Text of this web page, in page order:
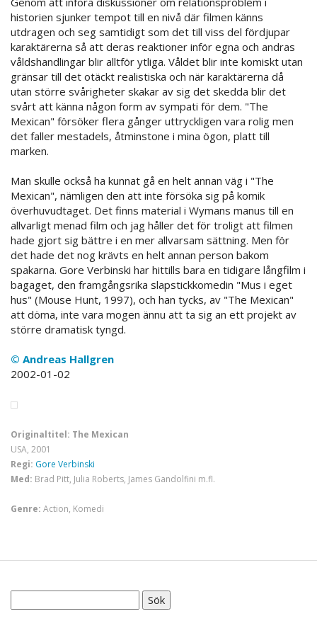
historien sjunker tempot till en nivå där filmen känns
utdragen och seg samtidigt som det till viss del fördjupar
karaktärerna så att deras reaktioner inför egna och andras
våldshandlingar blir alltför ytliga. Våldet blir inte komiskt utan
gränsar till det otäckt realistiska och när karaktärerna då
utan större svårigheter skakar av sig det skedda blir det
svårt att känna någon form av sympati för dem. "The
Mexican" försöker flera gånger uttryckligen vara rolig men
det faller mestadels, åtminstone i mina ögon, platt till
marken.
Man skulle också ha kunnat gå en helt annan väg i "The
Mexican", nämligen den att inte försöka sig på komik
överhuvudtaget. Det finns material i Wymans manus till en
allvarligt menad film och jag håller det för troligt att filmen
hade gjort sig bättre i en mer allvarsam sättning. Men för
det hade det nog krävts en helt annan person bakom
spakarna. Gore Verbinski har hittills bara en tidigare långfilm i
bagaget, den framgångsrika slapstickkomedin "Mus i eget
hus" (Mouse Hunt, 1997), och han tycks, av "The Mexican"
att döma, inte vara mogen ännu att ta sig an ett projekt av
större dramatisk tyngd.
© Andreas Hallgren
2002-01-02
Originaltitel: The Mexican
USA, 2001
Regi: Gore Verbinski
Med: Brad Pitt, Julia Roberts, James Gandolfini m.fl.
Genre: Action, Komedi
Sök